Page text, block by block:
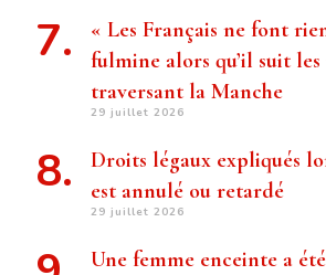
« Les Français ne font
fulmine alors qu’il suit
traversant la Manche
29 juillet 2026
Droits légaux expliqués
est annulé ou retardé
29 juillet 2026
Une femme enceinte a